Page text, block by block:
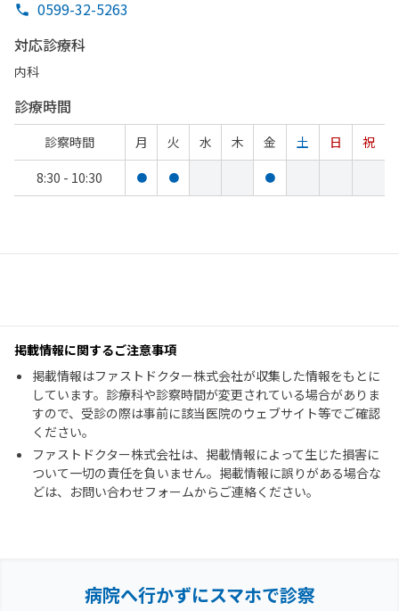
0599-32-5263
対応診療科
内科
診療時間
診察時間 月 火 水 木 金 土 日
祝
8:30 - 10:30
● ● ●
掲載情報に関するご注意事項
掲載情報はファストドクター株式会社が収集した情報をもとに
しています。診療科や診察時間が変更されている場合がありま
すので、受診の際は事前に該当医院のウェブサイト等でご確認
ください。
ファストドクター株式会社は、掲載情報によって生じた損害に
ついて一切の責任を負いません。掲載情報に誤りがある場合な
どは、お問い合わせフォームからご連絡ください。
病院へ行かずにスマホで診察